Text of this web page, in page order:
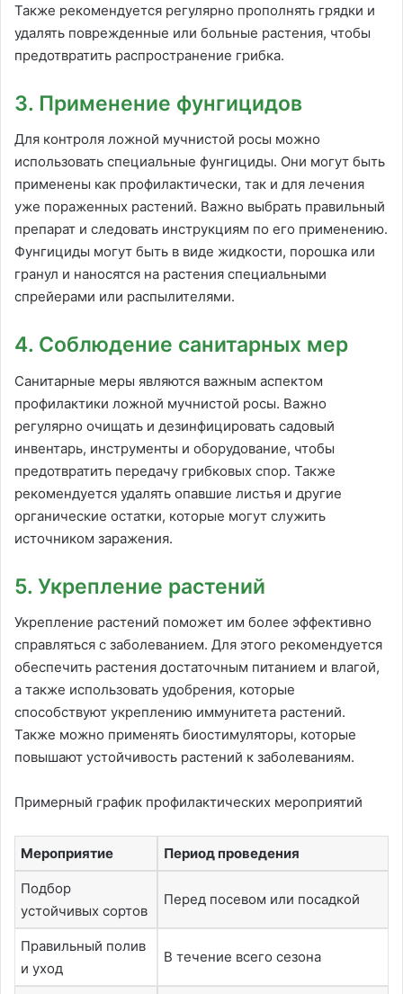
Также рекомендуется регулярно прополнять грядки и
удалять поврежденные или больные растения, чтобы
предотвратить распространение грибка.
3. Применение фунгицидов
Для контроля ложной мучнистой росы можно
использовать специальные фунгициды. Они могут быть
применены как профилактически, так и для лечения
уже пораженных растений. Важно выбрать правильный
препарат и следовать инструкциям по его применению.
Фунгициды могут быть в виде жидкости, порошка или
гранул и наносятся на растения специальными
спрейерами или распылителями.
4. Соблюдение санитарных мер
Санитарные меры являются важным аспектом
профилактики ложной мучнистой росы. Важно
регулярно очищать и дезинфицировать садовый
инвентарь, инструменты и оборудование, чтобы
предотвратить передачу грибковых спор. Также
рекомендуется удалять опавшие листья и другие
органические остатки, которые могут служить
источником заражения.
5. Укрепление растений
Укрепление растений поможет им более эффективно
справляться с заболеванием. Для этого рекомендуется
обеспечить растения достаточным питанием и влагой,
а также использовать удобрения, которые
способствуют укреплению иммунитета растений.
Также можно применять биостимуляторы, которые
повышают устойчивость растений к заболеваниям.
Примерный график профилактических мероприятий
Мероприятие Период проведения
Подбор
устойчивых сортов
Перед посевом или посадкой
Правильный полив
и уход
В течение всего сезона